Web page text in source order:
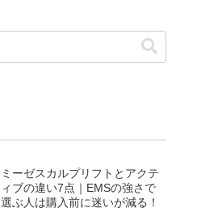
ミーゼスカルプリフトとアクテ
ィブの違い7点｜EMSの強さで
選ぶ人は購入前に迷いが減る！